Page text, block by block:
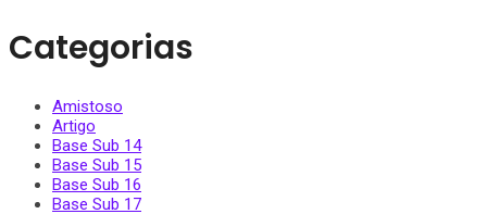
Categorias
Amistoso
Artigo
Base Sub 14
Base Sub 15
Base Sub 16
Base Sub 17